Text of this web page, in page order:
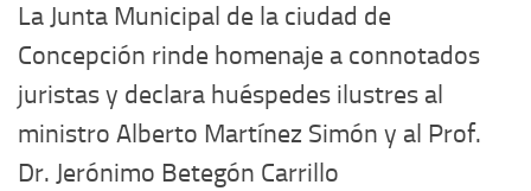
La Junta Municipal de la ciudad de
Concepción rinde homenaje a connotados
juristas y declara huéspedes ilustres al
ministro Alberto Martínez Simón y al Prof.
Dr. Jerónimo Betegón Carrillo